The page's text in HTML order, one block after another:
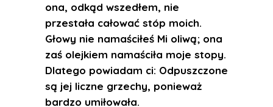
ona, odkąd wszedłem, nie
przestała całować stóp moich.
Głowy nie namaściłeś Mi oliwą; ona
zaś olejkiem namaściła moje stopy.
Dlatego powiadam ci: Odpuszczone
są jej liczne grzechy, ponieważ
bardzo umiłowała.